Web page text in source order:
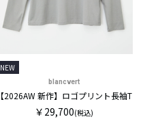
NEW
blancvert
【2026AW 新作】ロゴプリント長袖T
￥29,700(税込)